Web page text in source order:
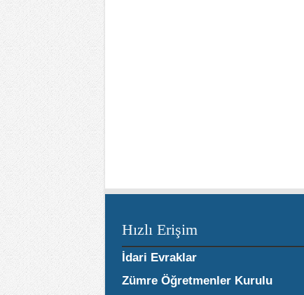
Hızlı Erişim
İdari Evraklar
Zümre Öğretmenler Kurulu